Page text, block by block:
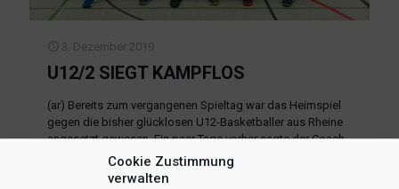
Cookie Zustimmung
verwalten
3. Dezember 2019
U12/2 SIEGT KAMPFLOS
(ar) Bereits zum vergangenen Spieltag war das Heimspiel
gegen die bisher glücklosen U12-Basketballer aus Rheine
angesetzt gewesen. Ein paar Tage vorher sagte der Coach
der Rheinenser das aufgrund der besonderen
Spielbestimmungen für den Totensonntag auf